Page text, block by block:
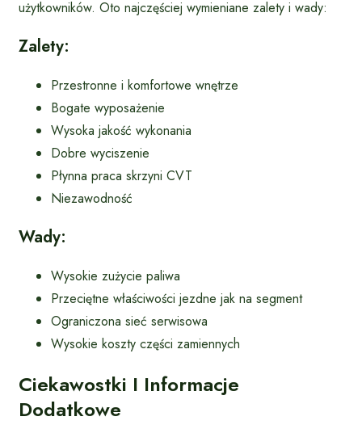
użytkowników. Oto najczęściej wymieniane zalety i wady:
Zalety:
Przestronne i komfortowe wnętrze
Bogate wyposażenie
Wysoka jakość wykonania
Dobre wyciszenie
Płynna praca skrzyni CVT
Niezawodność
Wady:
Wysokie zużycie paliwa
Przeciętne właściwości jezdne jak na segment
Ograniczona sieć serwisowa
Wysokie koszty części zamiennych
Ciekawostki I Informacje
Dodatkowe